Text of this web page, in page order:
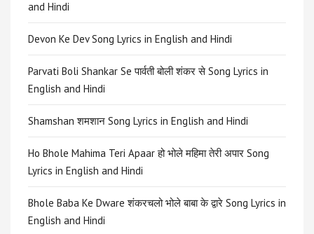
and Hindi
Devon Ke Dev Song Lyrics in English and Hindi
Parvati Boli Shankar Se पार्वती बोली शंकर से Song Lyrics in
English and Hindi
Shamshan शमशान Song Lyrics in English and Hindi
Ho Bhole Mahima Teri Apaar हो भोले महिमा तेरी अपार Song
Lyrics in English and Hindi
Bhole Baba Ke Dware शंकरचलो भोले बाबा के द्वारे Song Lyrics in
English and Hindi